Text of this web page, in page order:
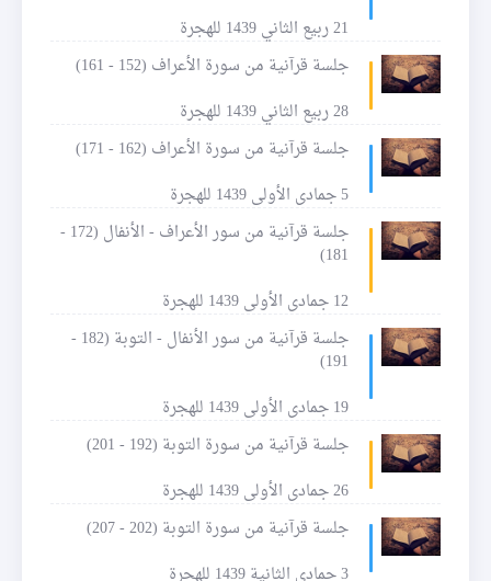
21 ربيع الثاني 1439 للهجرة
جلسة قرآنية من سورة الأعراف (152 - 161)
28 ربيع الثاني 1439 للهجرة
جلسة قرآنية من سورة الأعراف (162 - 171)
5 جمادى الأولى 1439 للهجرة
جلسة قرآنية من سور الأعراف - الأنفال (172 -
181)
12 جمادى الأولى 1439 للهجرة
جلسة قرآنية من سور الأنفال - التوبة (182 -
191)
19 جمادى الأولى 1439 للهجرة
جلسة قرآنية من سورة التوبة (192 - 201)
26 جمادى الأولى 1439 للهجرة
جلسة قرآنية من سورة التوبة (202 - 207)